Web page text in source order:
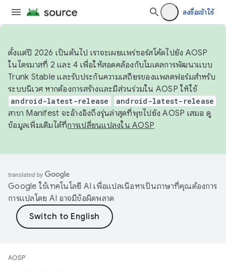
ลงชื่อเข้าใช้
ตั้งแต่ปี 2026 เป็นต้นไป เราจะเผยแพร่ซอร์สโค้ดไปยัง AOSP
ในไตรมาสที่ 2 และ 4 เพื่อให้สอดคล้องกับโมเดลการพัฒนาแบบ
Trunk Stable และรับประกันความเสถียรของแพลตฟอร์มสำหรับ
ระบบนิเวศ หากต้องการสร้างและมีส่วนร่วมใน AOSP ให้ใช้
android-latest-release android-latest-release
สาขา Manifest จะอ้างอิงถึงรุ่นล่าสุดที่พุชไปยัง AOSP เสมอ ดู
ข้อมูลเพิ่มเติมได้ที่การเปลี่ยนแปลงใน AOSP
Google ใช้เทคโนโลยี AI เพื่อแปลเนื้อหาเป็นภาษาที่คุณต้องการ
การแปลโดย AI อาจมีข้อผิดพลาด
AOSP